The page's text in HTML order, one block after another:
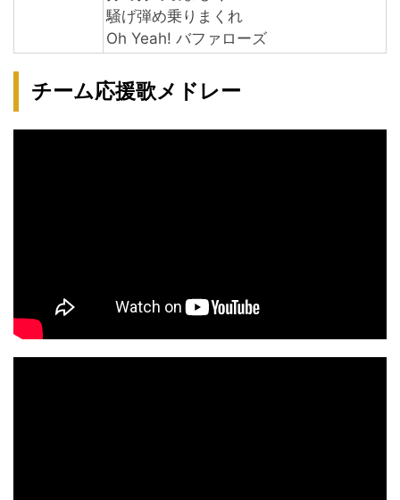
騒げ弾め乗りまくれ
Oh Yeah! バファローズ
チーム応援歌メドレー